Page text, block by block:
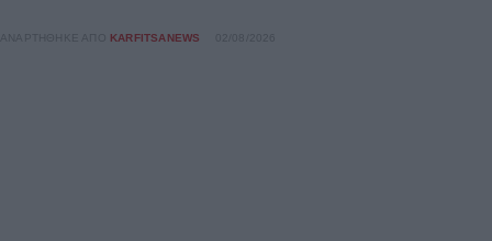
KARFITSANEWS